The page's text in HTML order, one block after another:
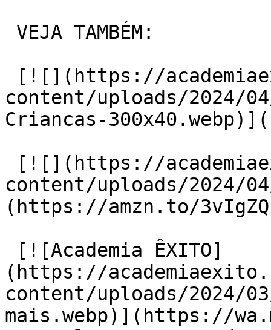
content/uploads/2024/
Criancas-
content/uploads/2024/
(https://amzn.to/
(https://
content/uploads/2024/
mais.webp)](https://